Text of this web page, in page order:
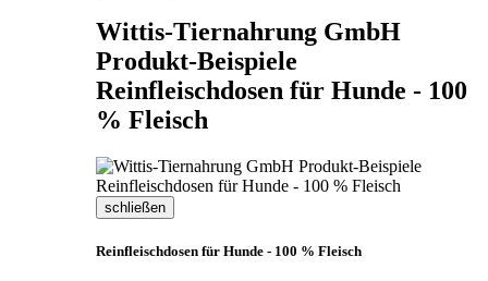
Wittis-Tiernahrung GmbH
Produkt-Beispiele
Reinfleischdosen für Hunde - 100
% Fleisch
schließen
Reinfleischdosen für Hunde - 100 % Fleisch